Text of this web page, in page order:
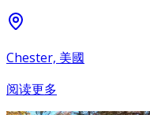
Chester, 美國
阅读更多